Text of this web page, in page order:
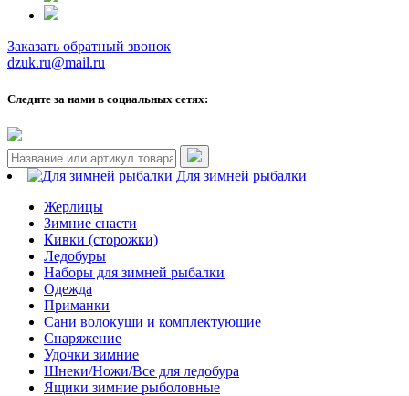
Заказать обратный звонок
dzuk.ru@mail.ru
Следите за нами в социальных сетях:
Для зимней рыбалки
Жерлицы
Зимние снасти
Кивки (сторожки)
Ледобуры
Наборы для зимней рыбалки
Одежда
Приманки
Сани волокуши и комплектующие
Снаряжение
Удочки зимние
Шнеки/Ножи/Все для ледобура
Ящики зимние рыболовные